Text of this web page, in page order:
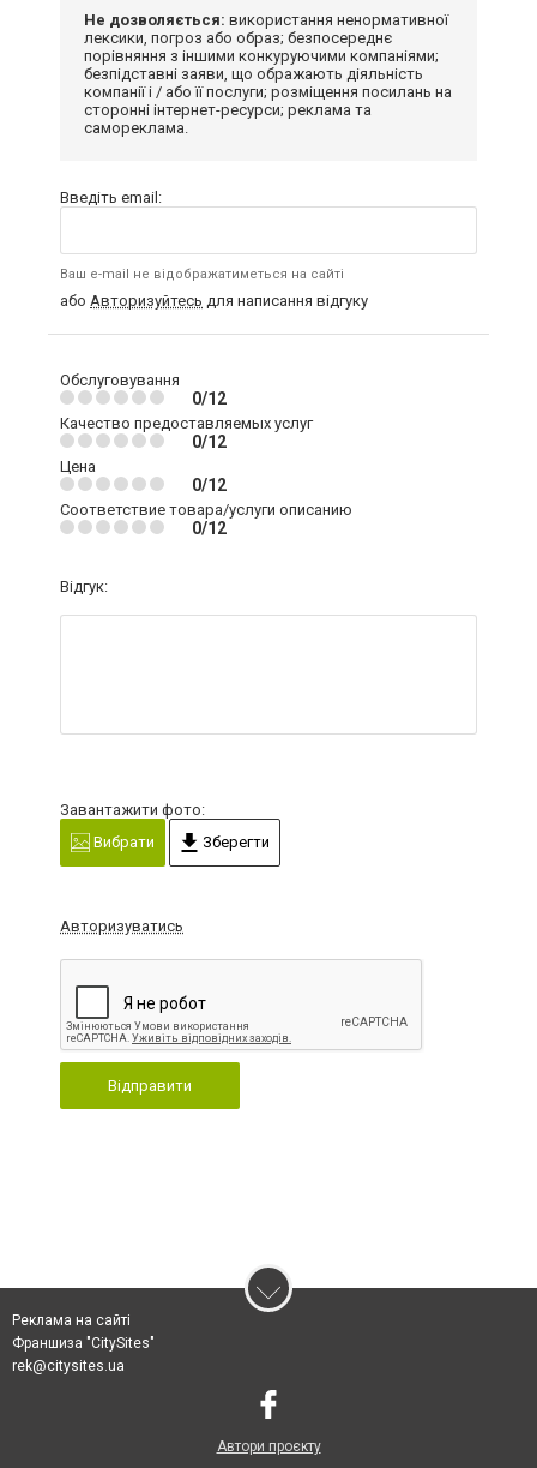
Не дозволяється: використання ненормативної
лексики, погроз або образ; безпосереднє
порівняння з іншими конкуруючими компаніями;
безпідставні заяви, що ображають діяльність
компанії і / або її послуги; розміщення посилань на
сторонні інтернет-ресурси; реклама та
самореклама.
Введіть email:
Ваш e-mail не відображатиметься на сайті
або Авторизуйтесь для написання відгуку
Обслуговування
0/12
Качество предоставляемых услуг
0/12
Цена
0/12
Соответствие товара/услуги описанию
0/12
Відгук:
Завантажити фото:
Вибрати
Зберегти
Авторизуватись
Відправити
Реклама на сайті
Франшиза "CitySites"
rek@citysites.ua
Автори проєкту